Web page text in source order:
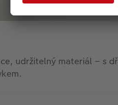
udržitelný materiál – s